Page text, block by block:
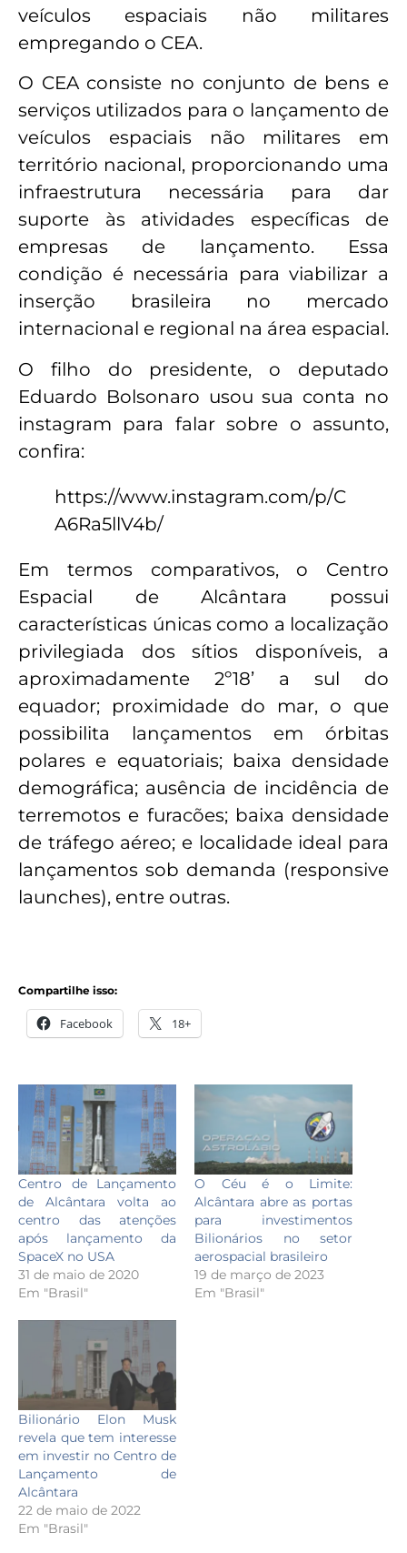
veículos espaciais não militares
empregando o CEA.
O CEA consiste no conjunto de bens e
serviços utilizados para o lançamento de
veículos espaciais não militares em
território nacional, proporcionando uma
infraestrutura necessária para dar
suporte às atividades específicas de
empresas de lançamento. Essa
condição é necessária para viabilizar a
inserção brasileira no mercado
internacional e regional na área espacial.
O filho do presidente, o deputado
Eduardo Bolsonaro usou sua conta no
instagram para falar sobre o assunto,
confira:
https://www.instagram.com/p/C
A6Ra5llV4b/
Em termos comparativos, o Centro
Espacial de Alcântara possui
características únicas como a localização
privilegiada dos sítios disponíveis, a
aproximadamente 2º18’ a sul do
equador; proximidade do mar, o que
possibilita lançamentos em órbitas
polares e equatoriais; baixa densidade
demográfica; ausência de incidência de
terremotos e furacões; baixa densidade
de tráfego aéreo; e localidade ideal para
lançamentos sob demanda (responsive
launches), entre outras.
Compartilhe isso:
Facebook 18+
Centro de Lançamento
de Alcântara volta ao
centro das atenções
após lançamento da
SpaceX no USA
31 de maio de 2020
Em "Brasil"
O Céu é o Limite:
Alcântara abre as portas
para investimentos
Bilionários no setor
aerospacial brasileiro
19 de março de 2023
Em "Brasil"
Bilionário Elon Musk
revela que tem interesse
em investir no Centro de
Lançamento de
Alcântara
22 de maio de 2022
Em "Brasil"